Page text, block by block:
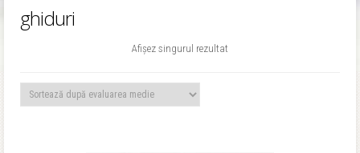
ghiduri
Afișez singurul rezultat